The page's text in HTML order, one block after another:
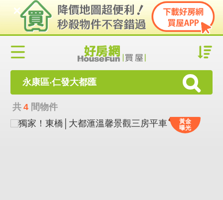
永康區‧仁發大都匯
共 4 間物件
黃金
曝光